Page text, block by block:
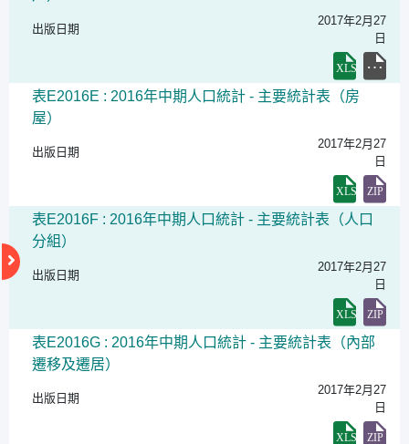
出版日期
2017年2月27
日
表E2016E : 2016年中期人口統計 - 主要統計表（房
屋）
出版日期
2017年2月27
日
表E2016F : 2016年中期人口統計 - 主要統計表（人口
分組）
出版日期
2017年2月27
日
表E2016G : 2016年中期人口統計 - 主要統計表（內部
遷移及遷居）
出版日期
2017年2月27
日